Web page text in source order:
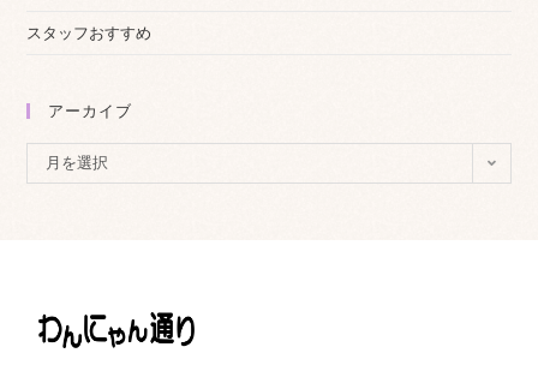
スタッフおすすめ
アーカイブ
ー
月を選択